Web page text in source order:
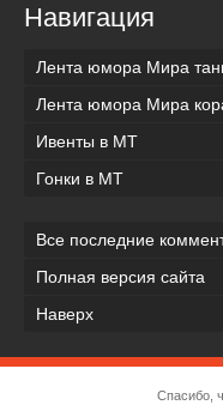
Навигация
Лента юмора Мира
Лента юмора Мира
Ивенты в МТ
Гонки в МТ
Все последние
Полная версия сайта
Наверх
Спасибо,